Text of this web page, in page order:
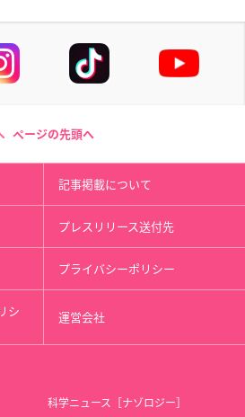
ページの先頭へ
記事掲載について
プレスリリース送付先
プライバシーポリシー
シ 運営会社
科学ニュース［ナゾロジー］